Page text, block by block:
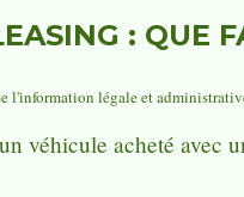
: QUE
l'information légale et
véhicule acheté avec